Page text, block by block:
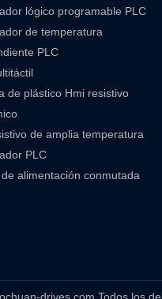
lógico programable PLC
de temperatura
PLC
de plástico Hmi resistivo
de amplia temperatura
PLC
alimentación conmutada